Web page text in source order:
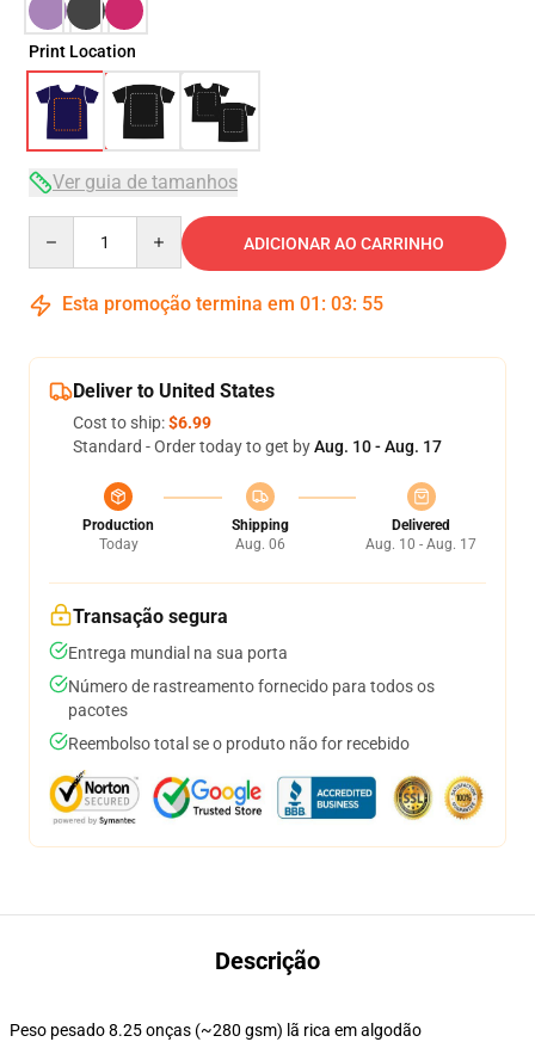
Print Location
Ver guia de tamanhos
ADICIONAR AO CARRINHO
Esta promoção termina em 01 : 03: 54
Deliver to United States
Cost to ship:$6.99
Standard - Order today to get byAug. 10 - Aug. 17
Production
Today
Shipping
Aug. 06
Delivered
Aug. 10 - Aug. 17
Transação segura
Entrega mundial na sua porta
Número de rastreamento fornecido para todos os
pacotes
Reembolso total se o produto não for recebido
Descrição
Peso pesado 8.25 onças (~280 gsm) lã rica em algodão